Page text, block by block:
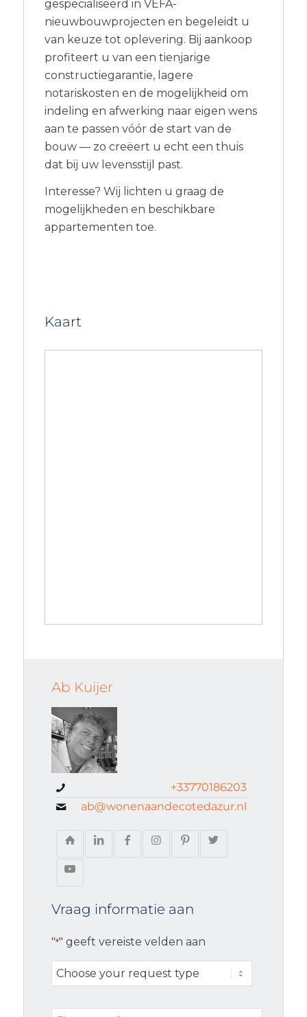
gespecialiseerd in VEFA-
nieuwbouwprojecten en begeleidt u
van keuze tot oplevering. Bij aankoop
profiteert u van een tienjarige
constructiegarantie, lagere
notariskosten en de mogelijkheid om
indeling en afwerking naar eigen wens
aan te passen vóór de start van de
bouw — zo creëert u echt een thuis
dat bij uw levensstijl past.
Interesse? Wij lichten u graag de
mogelijkheden en beschikbare
appartementen toe.
Kaart
Ab Kuijer
+33770186203
ab@wonenaandecotedazur.nl
Vraag informatie aan
"*" geeft vereiste velden aan
Choose
your